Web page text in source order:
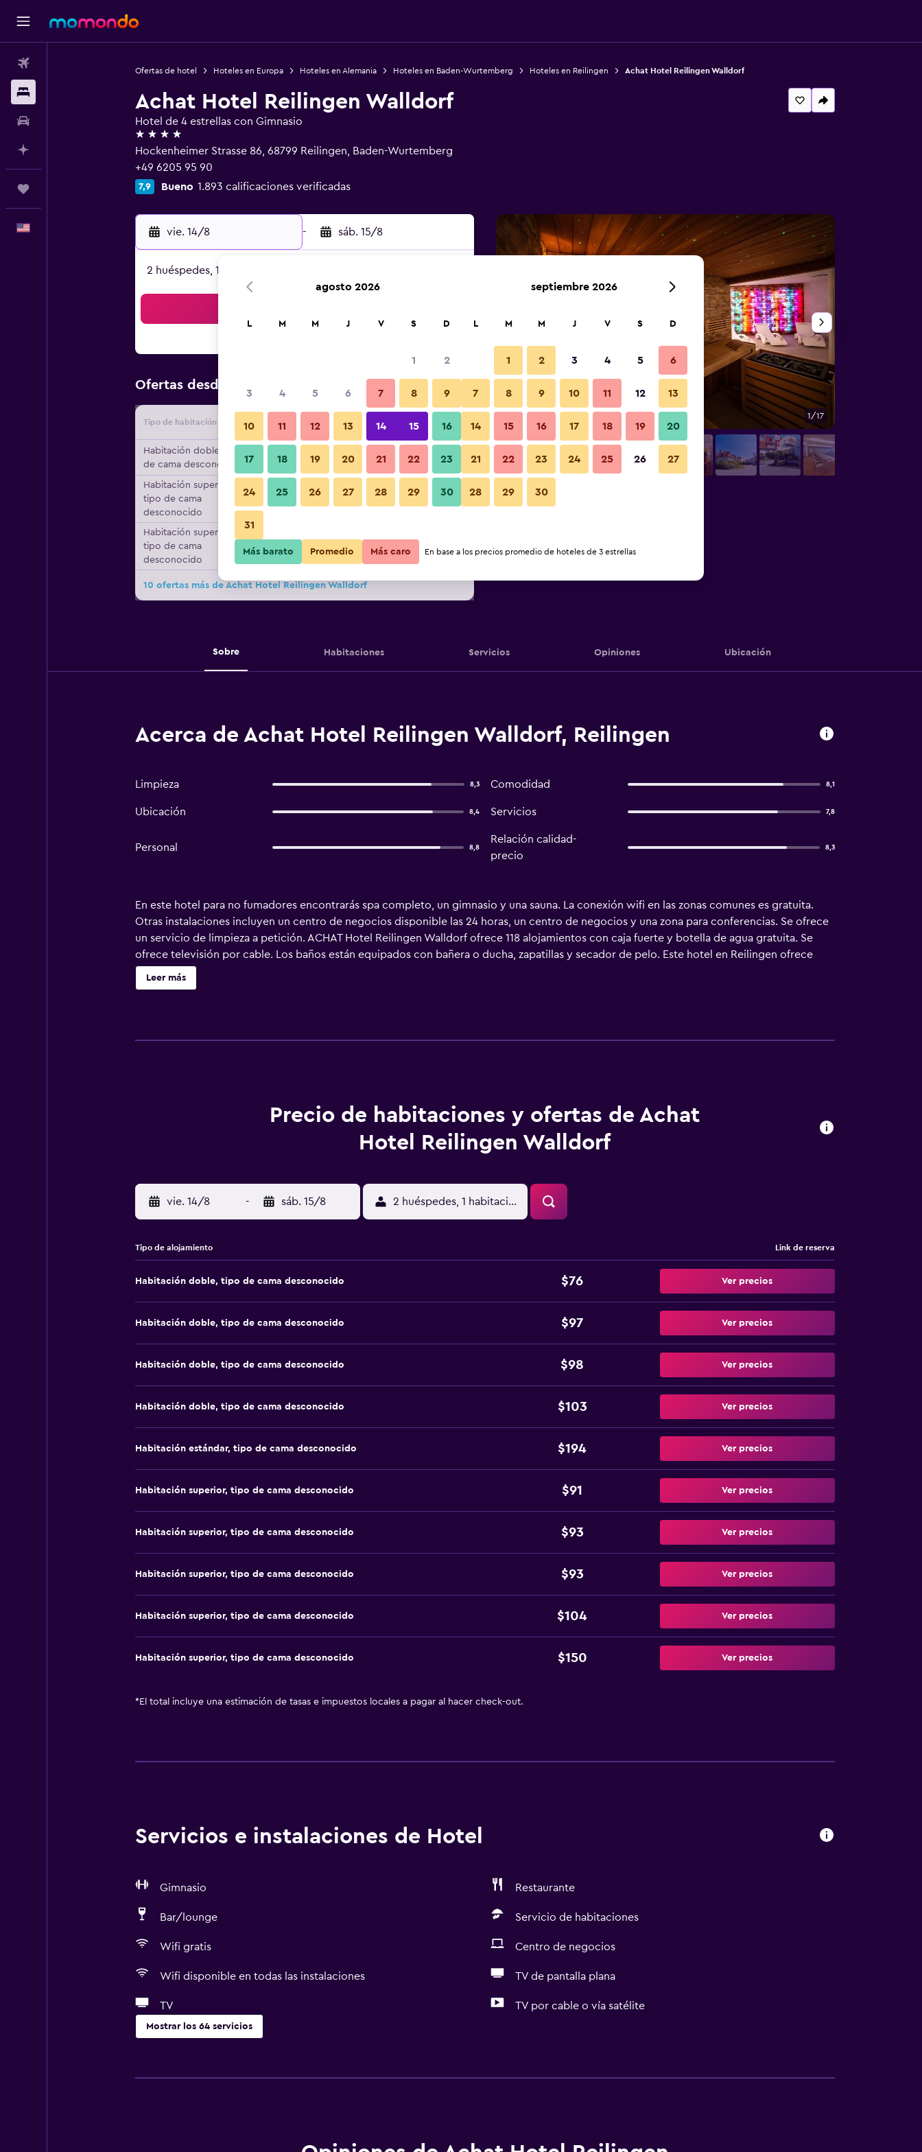
Ofertas de hotel Hoteles en Europa Hoteles en Alemania Hoteles en Baden-Wurtemberg Hoteles en Reilingen Achat Hotel Reilingen Walldorf
Achat Hotel Reilingen Walldorf
Hotel de 4 estrellas con Gimnasio
4 estrellas
Hockenheimer Strasse 86, 68799 Reilingen, Baden-Wurtemberg
+49 6205 95 90
7,9 Bueno 1.893 calificaciones verificadas
vie. 14/8 - sáb. 15/8
2 huéspedes, 1 habitación
Ofertas desde Oferta más barata de precio por noche
Tipo de habitación Proveedor Total noche
Habitación doble, tipo
de cama desconocido
$76 Ver oferta
Habitación superior,
tipo de cama
desconocido
$91
Habitación superior,
tipo de cama
desconocido
$93 Ver oferta
10 ofertas más de Achat Hotel Reilingen Walldorf
1/17
Fotos
Sobre Habitaciones Servicios Opiniones Ubicación
Acerca de Achat Hotel Reilingen Walldorf, Reilingen
Limpieza 8,3 Comodidad 8,1
Ubicación 8,4 Servicios 7,8
Personal 8,8
Relación calidad-
precio
8,3
En este hotel para no fumadores encontrarás spa completo, un gimnasio y una sauna. La conexión wifi en las zonas comunes es gratuita.
Otras instalaciones incluyen un centro de negocios disponible las 24 horas, un centro de negocios y una zona para conferencias. Se ofrece
un servicio de limpieza a petición. ACHAT Hotel Reilingen Walldorf ofrece 118 alojamientos con caja fuerte y botella de agua gratuita. Se
ofrece televisión por cable. Los baños están equipados con bañera o ducha, zapatillas y secador de pelo. Este hotel en Reilingen ofrece
acceso a Internet wifi gratis. Se ofrece servicio de limpieza a petición y es posible solicitar juegos de cama hipoalergénicos. Los servicios
de ocio y esparcimiento en este hotel incluyen sauna y gimnasio.
Leer más
Precio de habitaciones y ofertas de Achat
Hotel Reilingen Walldorf
vie. 14/8 - sáb. 15/8 2 huéspedes, 1 habitación
Tipo de alojamiento Link de reserva
Habitación doble, tipo de cama desconocido $76 Ver precios
Habitación doble, tipo de cama desconocido $97 Ver precios
Habitación doble, tipo de cama desconocido $98 Ver precios
Habitación doble, tipo de cama desconocido $103 Ver precios
Habitación estándar, tipo de cama desconocido $194 Ver precios
Habitación superior, tipo de cama desconocido $91 Ver precios
Habitación superior, tipo de cama desconocido $93 Ver precios
Habitación superior, tipo de cama desconocido $93 Ver precios
Habitación superior, tipo de cama desconocido $104 Ver precios
Habitación superior, tipo de cama desconocido $150 Ver precios
* El total incluye una estimación de tasas e impuestos locales a pagar al hacer check-out.
Servicios e instalaciones de Hotel
Gimnasio Restaurante
Bar/lounge Servicio de habitaciones
Wifi gratis Centro de negocios
Wifi disponible en todas las instalaciones TV de pantalla plana
TV TV por cable o vía satélite
Mostrar los 64 servicios
Salas de conferencia
Wifi gratis
Ropa de cama
agosto 2026
L M M J V S D
1 2
3 4 5 6 7 8 9
10 11 12 13 14 15 16
17 18 19 20 21 22 23
24 25 26 27 28 29 30
31
septiembre 2026
L M M J V S D
1 2 3 4 5 6
7 8 9 10 11 12 13
14 15 16 17 18 19 20
21 22 23 24 25 26 27
28 29 30
Más barato Promedio Más caro En base a los precios promedio de hoteles de 3 estrellas